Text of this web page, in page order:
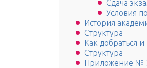
Сдача
Условия
История
Структура
Как добраться и
Структура
Приложение №